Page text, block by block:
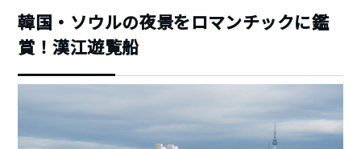
韓国・ソウルの夜景をロマンチックに鑑
賞！漢江遊覧船